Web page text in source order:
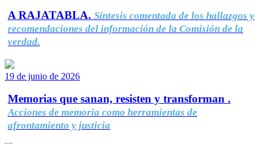
A RAJATABLA. Síntesis comentada de los hallazgos y
recomendaciones del información de la Comisión de la
verdad.
19 de junio de 2026
Memorias que sanan, resisten y transforman .
Acciones de memoria como herramientas de
afrontamiento y justicia